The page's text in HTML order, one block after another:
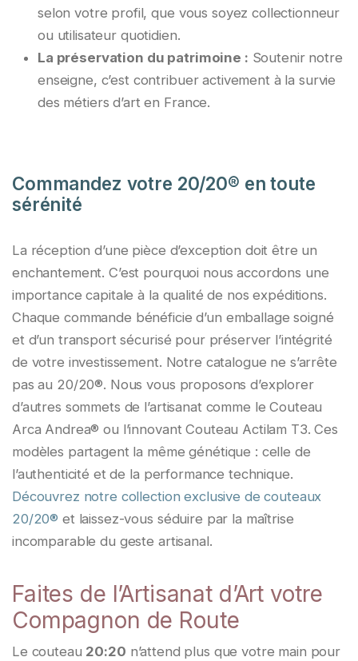
selon votre profil, que vous soyez collectionneur
ou utilisateur quotidien.
La préservation du patrimoine : Soutenir notre
enseigne, c’est contribuer activement à la survie
des métiers d’art en France.
Commandez votre 20/20® en toute
sérénité
La réception d’une pièce d’exception doit être un
enchantement. C’est pourquoi nous accordons une
importance capitale à la qualité de nos expéditions.
Chaque commande bénéficie d’un emballage soigné
et d’un transport sécurisé pour préserver l’intégrité
de votre investissement. Notre catalogue ne s’arrête
pas au 20/20®. Nous vous proposons d’explorer
d’autres sommets de l’artisanat comme le Couteau
Arca Andrea® ou l’innovant Couteau Actilam T3. Ces
modèles partagent la même génétique : celle de
l’authenticité et de la performance technique.
Découvrez notre collection exclusive de couteaux
20/20® et laissez-vous séduire par la maîtrise
incomparable du geste artisanal.
Faites de l’Artisanat d’Art votre
Compagnon de Route
Le couteau 20:20 n’attend plus que votre main pour